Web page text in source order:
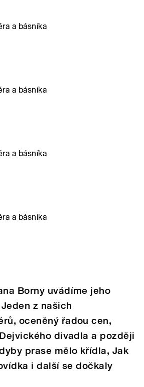
a básníka
a básníka
a básníka
a básníka
Borny uvádíme jeho
z našich
oceněný řadou cen,
divadla a později
prase mělo křídla, Jak
i další se dočkaly